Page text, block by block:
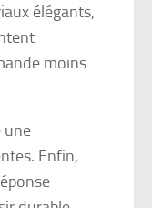
élégants,
moins
une
Enfin,